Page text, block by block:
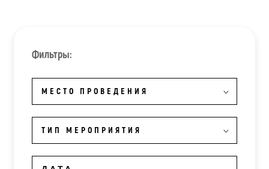
Фильтры:
МЕСТО ПРОВЕДЕНИЯ
ТИП МЕРОПРИЯТИЯ